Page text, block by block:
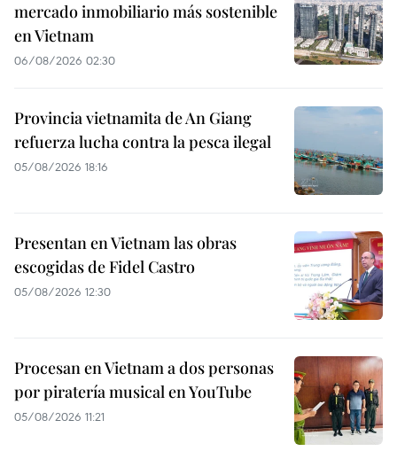
mercado inmobiliario más sostenible
en Vietnam
06/08/2026 02:30
Provincia vietnamita de An Giang
refuerza lucha contra la pesca ilegal
05/08/2026 18:16
Presentan en Vietnam las obras
escogidas de Fidel Castro
05/08/2026 12:30
Procesan en Vietnam a dos personas
por piratería musical en YouTube
05/08/2026 11:21